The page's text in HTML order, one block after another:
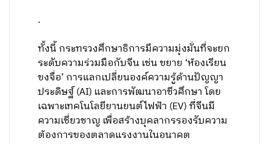
.
ทั้งนี้ กระทรวงศึกษาธิการมีความมุ่งมั่นที่จะยก
ระดับความร่วมมือกับจีน เช่น ขยาย ‘ห้องเรียน
ขงจื่อ’ การแลกเปลี่ยนองค์ความรู้ด้านปัญญา
ประดิษฐ์ (AI) และการพัฒนาอาชีวศึกษา โดย
เฉพาะเทคโนโลยียานยนต์ไฟฟ้า (EV) ที่จีนมี
ความเชี่ยวชาญ เพื่อสร้างบุคลากรรองรับความ
ต้องการของตลาดแรงงานในอนาคต